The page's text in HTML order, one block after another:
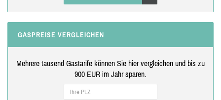
GASPREISE VERGLEICHEN
Mehrere tausend Gastarife können Sie hier vergleichen und bis zu
900 EUR im Jahr sparen.